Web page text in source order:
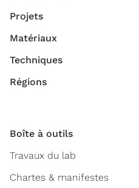
Projets
Matériaux
Techniques
Régions
Boîte à outils
Travaux du lab
Chartes & manifestes